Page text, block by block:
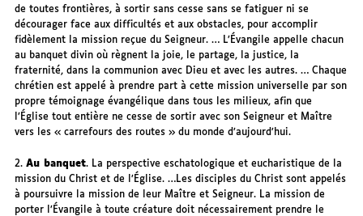
de toutes frontières, à sortir sans cesse sans se fatiguer ni se
décourager face aux difficultés et aux obstacles, pour accomplir
fidèlement la mission reçue du Seigneur. … L’Évangile appelle chacun
au banquet divin où règnent la joie, le partage, la justice, la
fraternité, dans la communion avec Dieu et avec les autres. … Chaque
chrétien est appelé à prendre part à cette mission universelle par son
propre témoignage évangélique dans tous les milieux, afin que
l’Église tout entière ne cesse de sortir avec son Seigneur et Maître
vers les « carrefours des routes » du monde d’aujourd’hui.
2.Au banquet. La perspective eschatologique et eucharistique de la
mission du Christ et de l’Église. …Les disciples du Christ sont appelés
à poursuivre la mission de leur Maître et Seigneur. La mission de
porter l’Évangile à toute créature doit nécessairement prendre le